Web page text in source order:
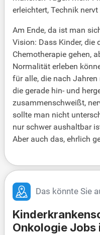
erleichtert, Technik
Am Ende, da ist man
Vision: Dass Kinder, die
Chemotherapie gehen,
Normalität erleben
für alle, die nach
die gerade hin- und
zusammenschweißt,
sollte man nicht
nur schwer aushaltbar
Aber auch das, ehrlich
Das könnte Sie
Onkologie